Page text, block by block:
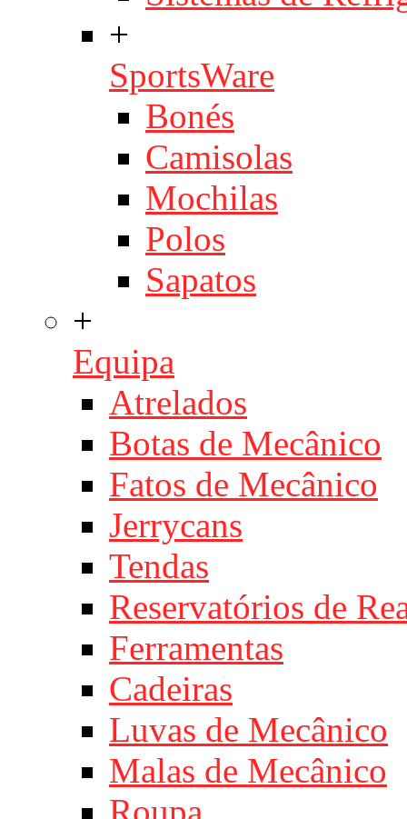
+
SportsWare
Bonés
Camisolas
Mochilas
Polos
Sapatos
+
Equipa
Atrelados
Botas de Mecânico
Fatos de Mecânico
Jerrycans
Tendas
Reservatórios de
Ferramentas
Cadeiras
Luvas de Mecânico
Malas de Mecânico